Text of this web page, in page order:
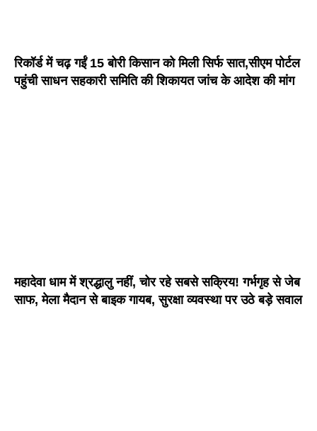
रिकॉर्ड में चढ़ गईं 15 बोरी किसान को मिली सिर्फ सात,सीएम पोर्टल
पहुंची साधन सहकारी समिति की शिकायत जांच के आदेश की मांग
महादेवा धाम में श्रद्धालु नहीं, चोर रहे सबसे सक्रिय! गर्भगृह से जेब
साफ, मेला मैदान से बाइक गायब, सुरक्षा व्यवस्था पर उठे बड़े सवाल